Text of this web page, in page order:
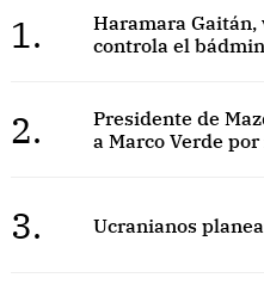
1.
Haramara
controla el
2.
Presidente de
a Marco Verde
3. Ucranianos